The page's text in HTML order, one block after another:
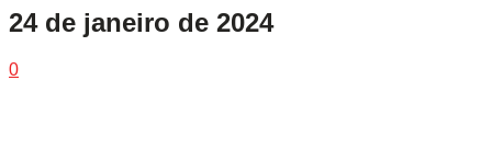
24 de janeiro de 2024
0